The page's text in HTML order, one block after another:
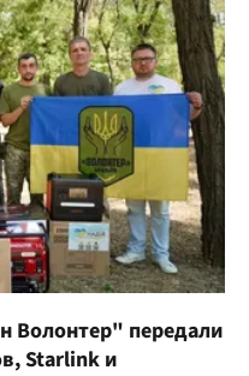
передали
Starlink и